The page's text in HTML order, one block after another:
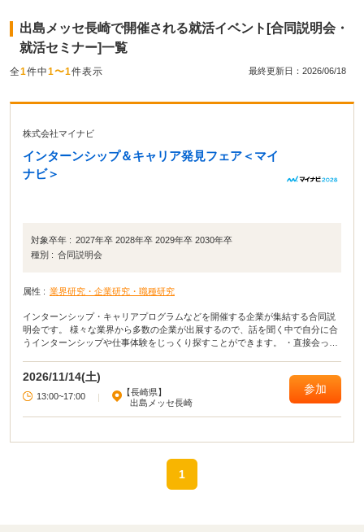
出島メッセ長崎で開催される就活イベント[合同説明会・
就活セミナー]一覧
全1件中1〜1件表示 最終更新日：2026/06/18
株式会社マイナビ
インターンシップ＆キャリア発見フェア＜マイ
ナビ＞
対象卒年 : 2027年卒 2028年卒 2029年卒 2030年卒
種別 : 合同説明会
属性 : 業界研究・企業研究・職種研究
インターンシップ・キャリアプログラムなどを開催する企業が集結する合同説
明会です。 様々な業界から多数の企業が出展するので、話を聞く中で自分に合
うインターンシップや仕事体験をじっくり探すことができます。 ・直接会って
できる！ ・周囲の学生の雰囲気が分かり意識が高まる！
2026/11/14(土)
13:00~17:00 |
【長崎県】
出島メッセ長崎
参加
1